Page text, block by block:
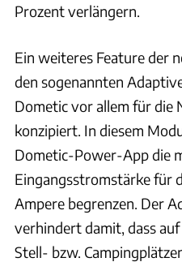
Prozent verlängern.
Ein weiteres Feature der
den sogenannten
Dometic vor allem für die
konzipiert. In diesem
Dometic-Power-App die
Eingangsstromstärke für
Ampere begrenzen. Der
verhindert damit, dass
Stell- bzw.